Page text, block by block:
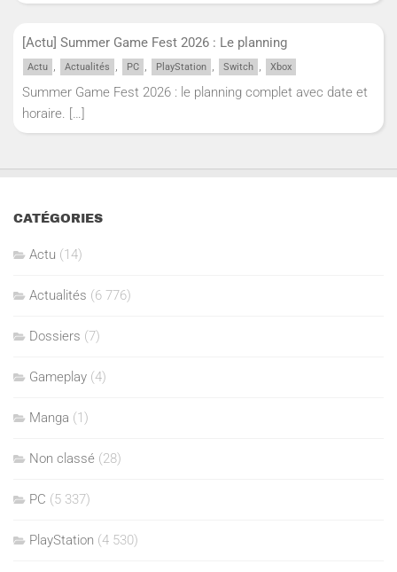
[Actu] Summer Game Fest 2026 : Le planning
Actu , Actualités , PC , PlayStation , Switch , Xbox
Summer Game Fest 2026 : le planning complet avec date et
horaire. […]
CATÉGORIES
Actu (14)
Actualités (6 776)
Dossiers (7)
Gameplay (4)
Manga (1)
Non classé (28)
PC (5 337)
PlayStation (4 530)